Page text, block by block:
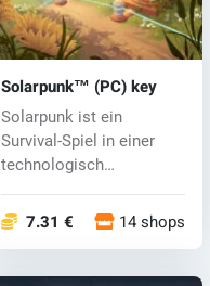
Solarpunk™ (PC) key
Solarpunk ist ein
Survival-Spiel in einer
technologisch
7.31 € 14 shops